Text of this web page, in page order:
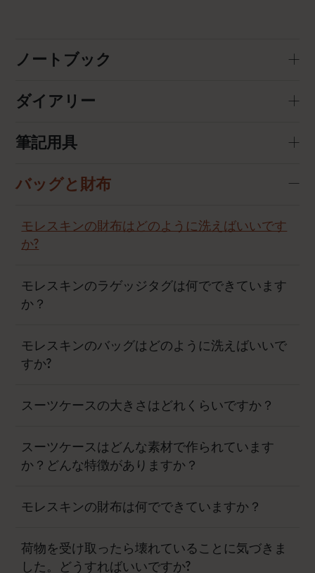
ノートブック
ダイアリー
筆記用具
バッグと財布
モレスキンの財布はどのように洗えばいいです
か?
モレスキンのラゲッジタグは何でできています
か？
モレスキンのバッグはどのように洗えばいいで
すか?
スーツケースの大きさはどれくらいですか？
スーツケースはどんな素材で作られています
か？どんな特徴がありますか？
モレスキンの財布は何でできていますか？
荷物を受け取ったら壊れていることに気づきま
した。どうすればいいですか?